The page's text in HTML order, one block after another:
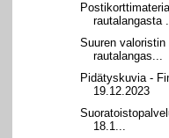
rautalangasta
Suuren
rautalangas...
Pidätyskuvia -
19.12.2023
18.1...